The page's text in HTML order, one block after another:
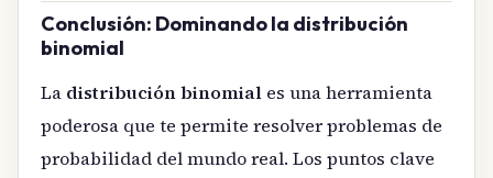
Conclusión: Dominando la distribución
binomial
La distribución binomial es una herramienta
poderosa que te permite resolver problemas de
probabilidad del mundo real. Los puntos clave